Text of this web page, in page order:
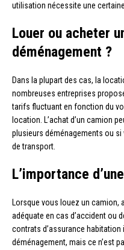
utilisation nécessite une
Louer ou acheter
déménagement ?
Dans la plupart des cas, la
nombreuses entreprises
tarifs fluctuant en fonction du
location. L’achat d’un camion
plusieurs déménagements ou
de transport.
L’importance
Lorsque vous louez un camion,
adéquate en cas d’accident ou
contrats d’assurance
déménagement, mais ce n’est